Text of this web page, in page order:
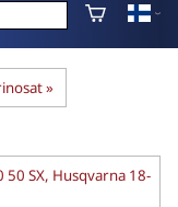
‪»
50 SX, Husqvarna 18-